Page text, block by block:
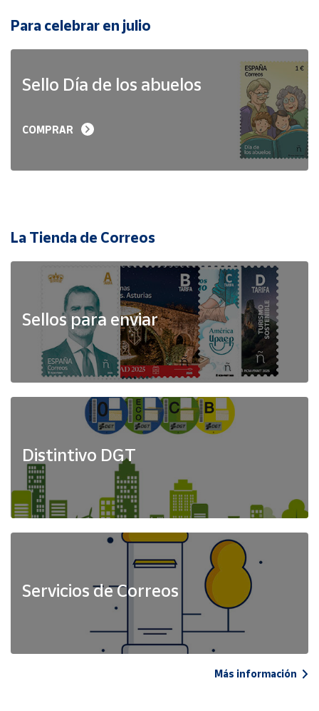
Para celebrar en julio
Sello Día de los abuelos
COMPRAR
La Tienda de Correos
Sellos para enviar
Distintivo DGT
Servicios de Correos
Más información